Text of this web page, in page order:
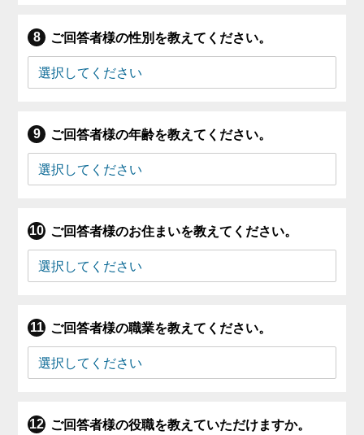
ご回答者様の性別を教えてください。
ご回答者様の年齢を教えてください。
ご回答者様のお住まいを教えてください。
ご回答者様の職業を教えてください。
ご回答者様の役職を教えていただけますか。